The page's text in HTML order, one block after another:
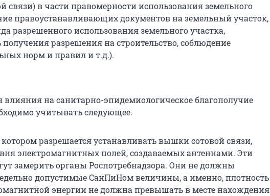
связи) в части правомерности использования земельного
правоустанавливающих документов на земельный участок,
разрешенного использования земельного участка,
получения разрешения на строительство, соблюдение
норм и правил и т.д.).
влияния на санитарно-эпидемиологическое благополучие
учитывать следующее.
котором разрешается устанавливать вышки сотовой связи,
электромагнитных полей, создаваемых антеннами. Эти
замерить органы Роспотребнадзора. Они не должны
допустимые СанПиНом величины, а именно, плотность
энергии не должна превышать в месте нахождения